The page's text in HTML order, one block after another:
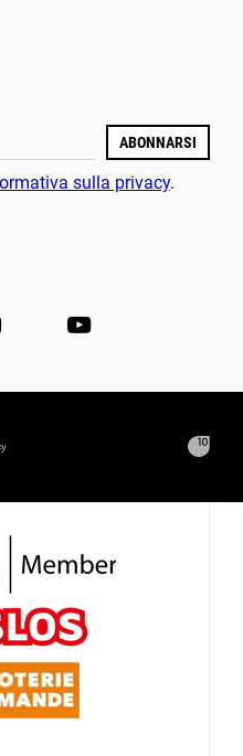
ABONNARSI
sulla privacy.